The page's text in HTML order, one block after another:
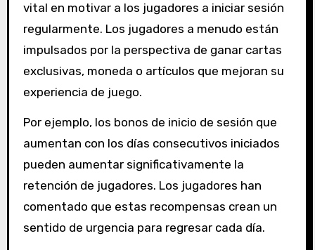
vital en motivar a los jugadores a iniciar sesión
regularmente. Los jugadores a menudo están
impulsados por la perspectiva de ganar cartas
exclusivas, moneda o artículos que mejoran su
experiencia de juego.
Por ejemplo, los bonos de inicio de sesión que
aumentan con los días consecutivos iniciados
pueden aumentar significativamente la
retención de jugadores. Los jugadores han
comentado que estas recompensas crean un
sentido de urgencia para regresar cada día.